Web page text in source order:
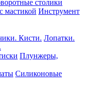
столики
Инструмент
Лопатки.
Плунжеры,
Силиконовые